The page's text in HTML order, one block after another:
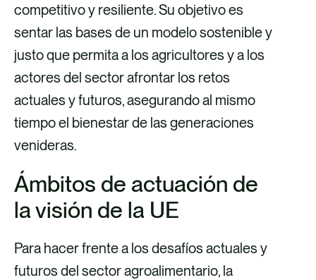
competitivo y resiliente. Su objetivo es
sentar las bases de un modelo sostenible y
justo que permita a los agricultores y a los
actores del sector afrontar los retos
actuales y futuros, asegurando al mismo
tiempo el bienestar de las generaciones
venideras.
Ámbitos de actuación de
la visión de la UE
Para hacer frente a los desafíos actuales y
futuros del sector agroalimentario, la